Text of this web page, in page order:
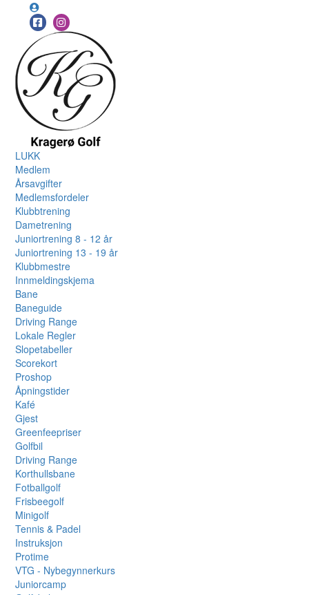
LUKK
Medlem
Årsavgifter
Medlemsfordeler
Klubbtrening
Dametrening
Juniortrening 8 - 12 år
Juniortrening 13 - 19 år
Klubbmestre
Innmeldingskjema
Bane
Baneguide
Driving Range
Lokale Regler
Slopetabeller
Scorekort
Proshop
Åpningstider
Kafé
Gjest
Greenfeepriser
Golfbil
Driving Range
Korthullsbane
Fotballgolf
Frisbeegolf
Minigolf
Tennis & Padel
Instruksjon
Protime
VTG - Nybegynnerkurs
Juniorcamp